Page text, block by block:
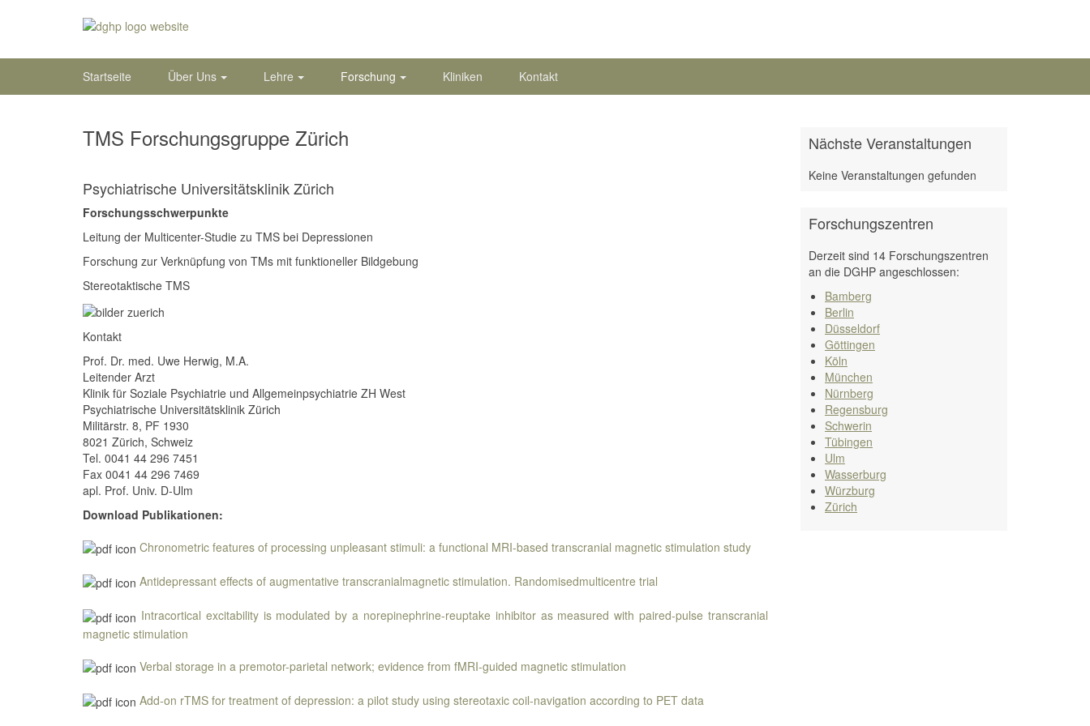
Startseite Über Uns Lehre Forschung Kliniken Kontakt
TMS Forschungsgruppe Zürich
Psychiatrische Universitätsklinik Zürich
Forschungsschwerpunkte
Leitung der Multicenter-Studie zu TMS bei Depressionen
Forschung zur Verknüpfung von TMs mit funktioneller Bildgebung
Stereotaktische TMS
Kontakt
Prof. Dr. med. Uwe Herwig, M.A.
Leitender Arzt
Klinik für Soziale Psychiatrie und Allgemeinpsychiatrie ZH West
Psychiatrische Universitätsklinik Zürich
Militärstr. 8, PF 1930
8021 Zürich, Schweiz
Tel. 0041 44 296 7451
Fax 0041 44 296 7469
apl. Prof. Univ. D-Ulm
Download Publikationen:
Chronometric features of processing unpleasant stimuli: a functional MRI-based transcranial magnetic stimulation study
Antidepressant effects of augmentative transcranialmagnetic stimulation. Randomisedmulticentre trial
Intracortical excitability is modulated by a norepinephrine-reuptake inhibitor as measured with paired-pulse transcranial
magnetic stimulation
Verbal storage in a premotor-parietal network; evidence from fMRI-guided magnetic stimulation
Add-on rTMS for treatment of depression: a pilot study using stereotaxic coil-navigation according to PET data
Nächste Veranstaltungen
Keine Veranstaltungen gefunden
Forschungszentren
Derzeit sind 14 Forschungszentren
an die DGHP angeschlossen:
Bamberg
Berlin
Düsseldorf
Göttingen
Köln
München
Nürnberg
Regensburg
Schwerin
Tübingen
Ulm
Wasserburg
Würzburg
Zürich